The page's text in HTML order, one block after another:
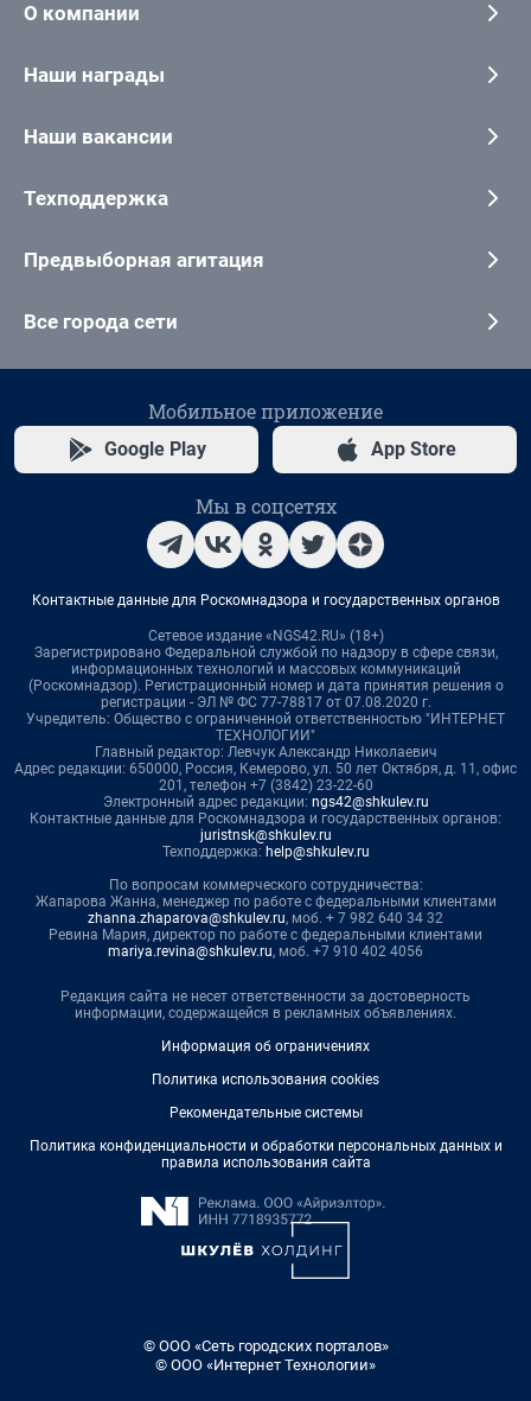
О компании
Наши награды
Наши вакансии
Техподдержка
Предвыборная агитация
Все города сети
Мобильное приложение
Google Play App Store
Мы в соцсетях
Контактные данные для Роскомнадзора и государственных органов
Сетевое издание «NGS42.RU» (18+)
Зарегистрировано Федеральной службой по надзору в сфере связи,
информационных технологий и массовых коммуникаций
(Роскомнадзор). Регистрационный номер и дата принятия решения о
регистрации - ЭЛ № ФС 77-78817 от 07.08.2020 г.
Учредитель: Общество с ограниченной ответственностью "ИНТЕРНЕТ
ТЕХНОЛОГИИ"
Главный редактор: Левчук Александр Николаевич
Адрес редакции: 650000, Россия, Кемерово, ул. 50 лет Октября, д. 11, офис
201, телефон +7 (3842) 23-22-60
Электронный адрес редакции: ngs42@shkulev.ru
Контактные данные для Роскомнадзора и государственных органов:
juristnsk@shkulev.ru
Техподдержка: help@shkulev.ru
По вопросам коммерческого сотрудничества:
Жапарова Жанна, менеджер по работе с федеральными клиентами
zhanna.zhaparova@shkulev.ru, моб. + 7 982 640 34 32
Ревина Мария, директор по работе с федеральными клиентами
mariya.revina@shkulev.ru, моб. +7 910 402 4056
Редакция сайта не несет ответственности за достоверность
информации, содержащейся в рекламных объявлениях.
Информация об ограничениях
Политика использования cookies
Рекомендательные системы
Политика конфиденциальности и обработки персональных данных и
правила использования сайта
© ООО «Сеть городских порталов»
© ООО «Интернет Технологии»